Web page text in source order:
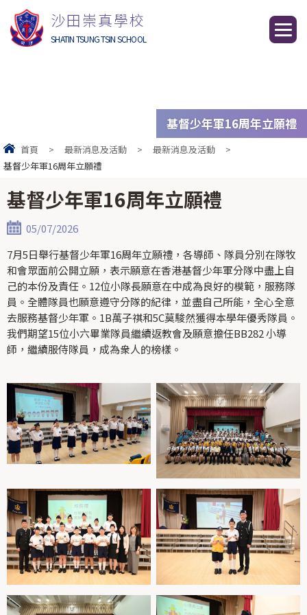
沙田崇真學校
SHATIN TSUNG TSIN SCHOOL
基督少年軍16周年立願禮
首頁 > 最新消息及活動 > 最新消息及活動
>
基督少年軍16周年立願禮
基督少年軍16周年立願禮
05/07/2026
7月5日舉行基督少年軍16周年立願禮，各導師、隊員分別在隊牧
和會眾面前公開立願，表示願意在香港基督少年軍分隊中盡上自
己的本份及責任。12位小隊長願意在中成為良好的模範，服務隊
員。全體隊員也願意遵守分隊的紀律，並盡自己所能，全心全意
去服務基督少年軍。1B萬子祺和5C莫駿然獲得本學年優秀隊員。
我們期望15位小六畢業隊員繼續返教會及願意擔任BB282 小導
師，繼續服侍隊員，成為衆人的榜樣。